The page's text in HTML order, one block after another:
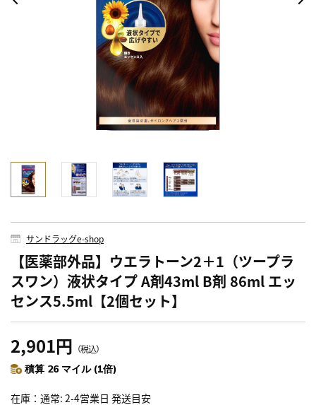
サンドラッグe-shop
【医薬部外品】ウエラトーン2＋1（ツープラ
スワン）液状タイプ A剤43ml B剤 86ml エッ
センス5.5ml【2個セット】
2,901円 （税込）
積算 26 マイル (1倍)
在庫 通常: 2-4営業日 発送目安